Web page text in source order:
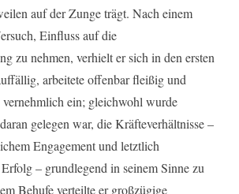
auf der Zunge trägt. Nach einem
Einfluss auf die
zu nehmen, verhielt er sich in den ersten
arbeitete offenbar fleißig und
vernehmlich ein; gleichwohl wurde
gelegen war, die Kräfteverhältnisse –
Engagement und letztlich
– grundlegend in seinem Sinne zu
Behufe verteilte er großzügige